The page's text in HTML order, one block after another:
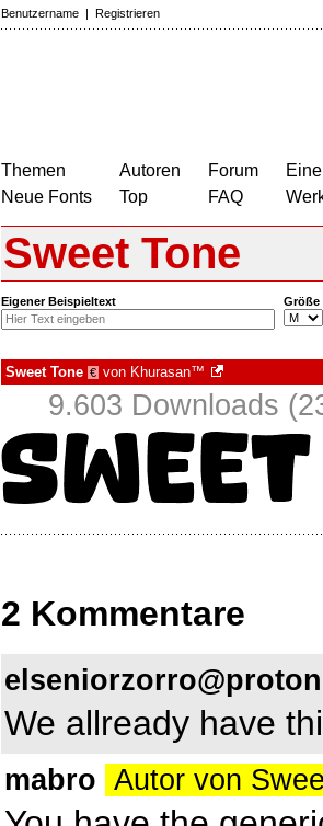
Benutzername | Registrieren
Themen
Neue Fonts
Autoren
Top
Forum
FAQ
Sweet Tone
Eigener Beispieltext Größe
Sweet Tone € von Khurasan™
9.603 Downloads
2 Kommentare
We allready have
mabro Autor von